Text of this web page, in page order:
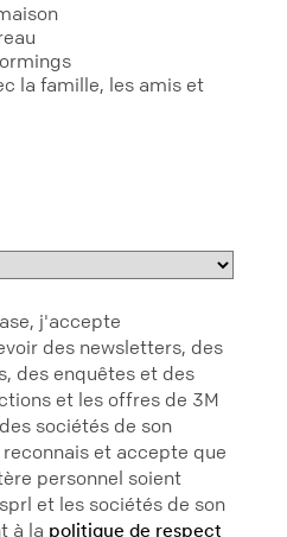
la famille, les amis et
j'accepte
des newsletters, des
des enquêtes et des
et les offres de 3M
sociétés de son
et accepte que
personnel soient
et les sociétés de son
à la politique de respect